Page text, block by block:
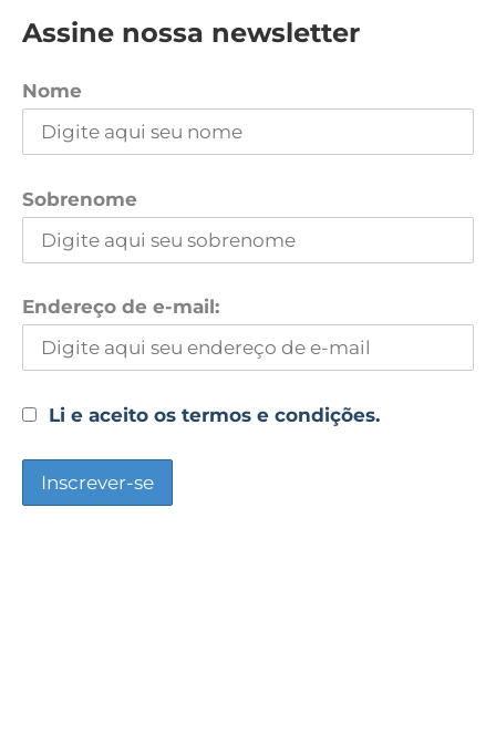
Assine nossa newsletter
Nome
Sobrenome
Endereço de e-mail:
Li e aceito os termos e condições.